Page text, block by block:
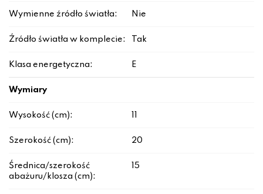
Wymienne źródło światła: Nie
Źródło światła w komplecie: Tak
Klasa energetyczna: E
Wymiary
Wysokość (cm):
Szerokość (cm): 20
Średnica/szerokość
abażuru/klosza (cm):
15